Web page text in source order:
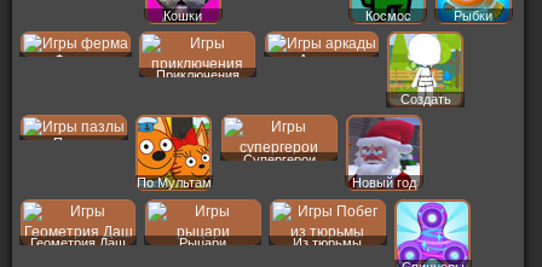
Кошки
Космос Рыбки
Ферма
Приключения
Аркады
Создать
Пер
Пазлы
По Мультам
Супергерои
Новый год
Геометрия Даш Рыцари
Из тюрьмы